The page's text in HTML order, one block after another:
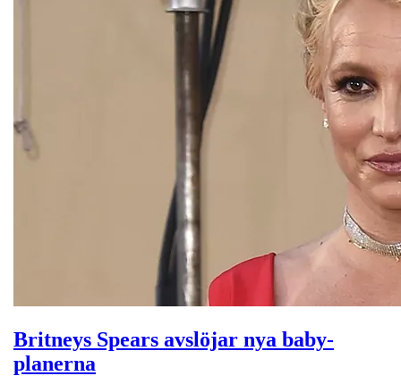
Britneys Spears avslöjar nya baby-
planerna